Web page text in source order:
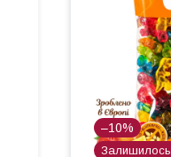
–10%
Залишилось